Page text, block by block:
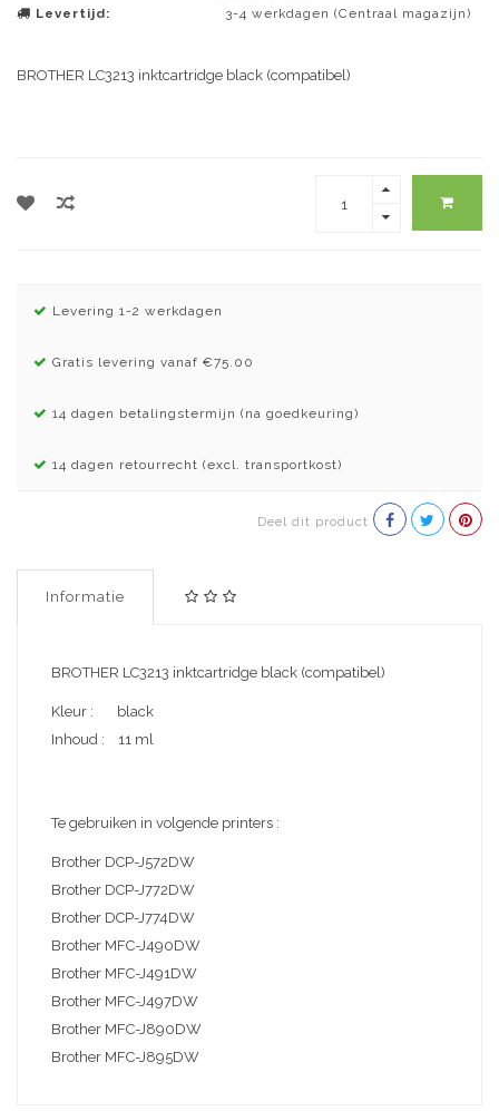
Levertijd:
3-4 werkdagen (Centraal magazijn)
BROTHER LC3213 inktcartridge black (compatibel)
Levering 1-2 werkdagen
Gratis levering vanaf €75.00
14 dagen betalingstermijn (na goedkeuring)
14 dagen retourrecht (excl. transportkost)
Deel dit product
Informatie
BROTHER LC3213 inktcartridge black (compatibel)
Kleur : black
Inhoud : 11 ml
Te gebruiken in volgende printers :
Brother DCP-J572DW
Brother DCP-J772DW
Brother DCP-J774DW
Brother MFC-J490DW
Brother MFC-J491DW
Brother MFC-J497DW
Brother MFC-J890DW
Brother MFC-J895DW